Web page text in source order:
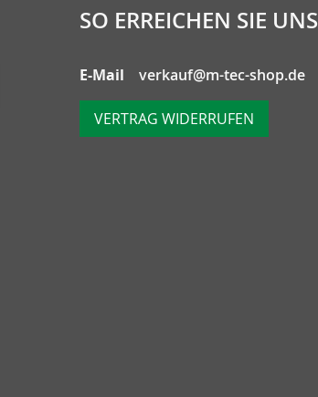
SO ERREICHEN SIE UNS
E-Mail verkauf@m-tec-shop.de
VERTRAG WIDERRUFEN